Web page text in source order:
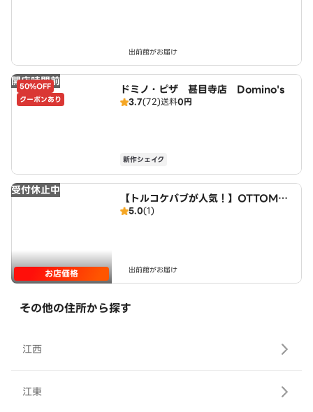
出前館がお届け
開店時間前
50%OFF
クーポンあり
ドミノ・ピザ 甚目寺店 Domino's
3.7(72)送料0円
新作シェイク
受付休止中
お店価格
【トルコケバブが人気！】OTTOMA
N KITCHEN
5.0(1)
出前館がお届け
その他の住所から探す
江西
江東